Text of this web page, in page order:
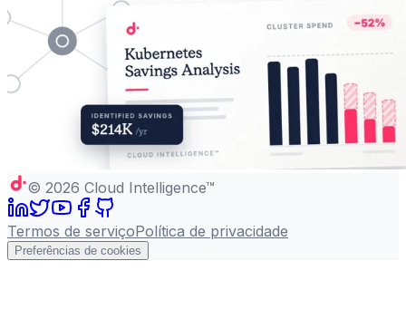
© 2026 Cloud Intelligence™
Termos de serviçoPolítica de privacidade
Preferências de cookies